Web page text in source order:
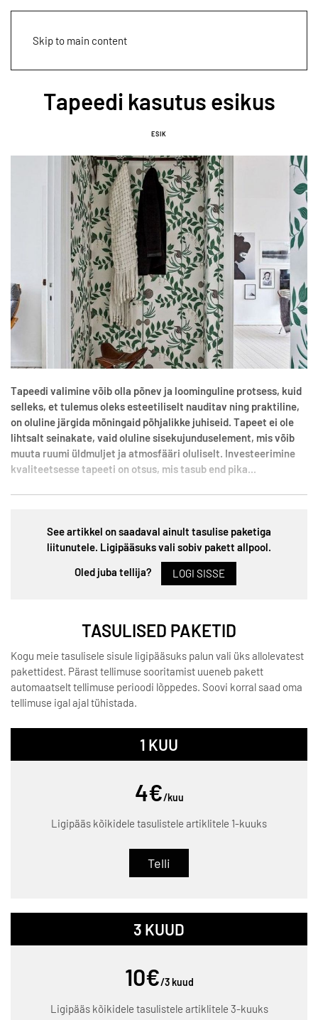
Skip to main content
Tapeedi kasutus esikus
ESIK
Tapeedi valimine võib olla põnev ja loominguline protsess, kuid
selleks, et tulemus oleks esteetiliselt nauditav ning praktiline,
on oluline järgida mõningaid põhjalikke juhiseid. Tapeet ei ole
lihtsalt seinakate, vaid oluline sisekujunduselement, mis võib
muuta ruumi üldmuljet ja atmosfääri oluliselt. Investeerimine
kvaliteetsesse tapeeti on otsus, mis tasub end pika...
See artikkel on saadaval ainult tasulise paketiga
liitunutele. Ligipääsuks vali sobiv pakett allpool.
Oled juba tellija?
LOGI SISSE
TASULISED PAKETID
Kogu meie tasulisele sisule ligipääsuks palun vali üks allolevatest
pakettidest. Pärast tellimuse sooritamist uueneb pakett
automaatselt tellimuse perioodi lõppedes. Soovi korral saad oma
tellimuse igal ajal tühistada.
1 KUU
4€/kuu
Ligipääs kõikidele tasulistele artiklitele 1-kuuks
Telli
3 KUUD
10€/3 kuud
Ligipääs kõikidele tasulistele artiklitele 3-kuuks